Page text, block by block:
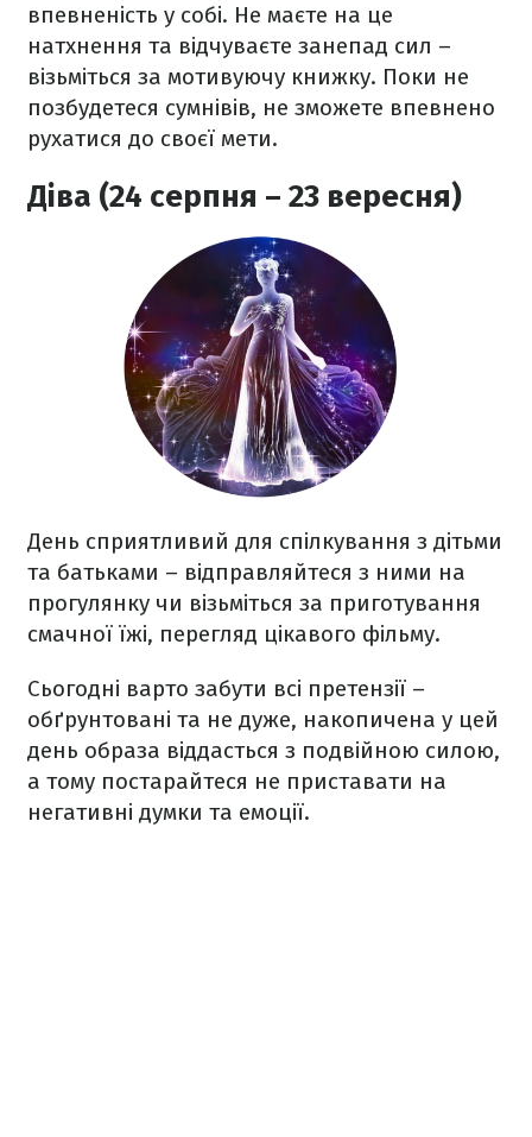
впевненість у собі. Не маєте на це
натхнення та відчуваєте занепад сил –
візьміться за мотивуючу книжку. Поки не
позбудетеся сумнівів, не зможете впевнено
рухатися до своєї мети.
Діва (24 серпня – 23 вересня)
День сприятливий для спілкування з дітьми
та батьками – відправляйтеся з ними на
прогулянку чи візьміться за приготування
смачної їжі, перегляд цікавого фільму.
Сьогодні варто забути всі претензії –
обґрунтовані та не дуже, накопичена у цей
день образа віддасться з подвійною силою,
а тому постарайтеся не приставати на
негативні думки та емоції.